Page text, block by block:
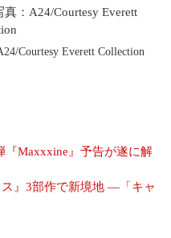
Courtesy Everett Collection
『Maxxxine』予告が遂に解
』3部作で新境地 ―「キャ